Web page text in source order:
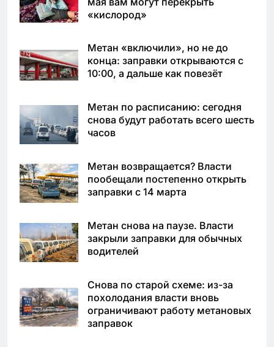
«кислород»
Метан «включили», но не до
конца: заправки открываются с
10:00, а дальше как повезёт
Метан по расписанию: сегодня
снова будут работать всего шесть
часов
Метан возвращается? Власти
пообещали постепенно открыть
заправки с 14 марта
Метан снова на паузе. Власти
закрыли заправки для обычных
водителей
Снова по старой схеме: из-за
похолодания власти вновь
ограничивают работу метановых
заправок